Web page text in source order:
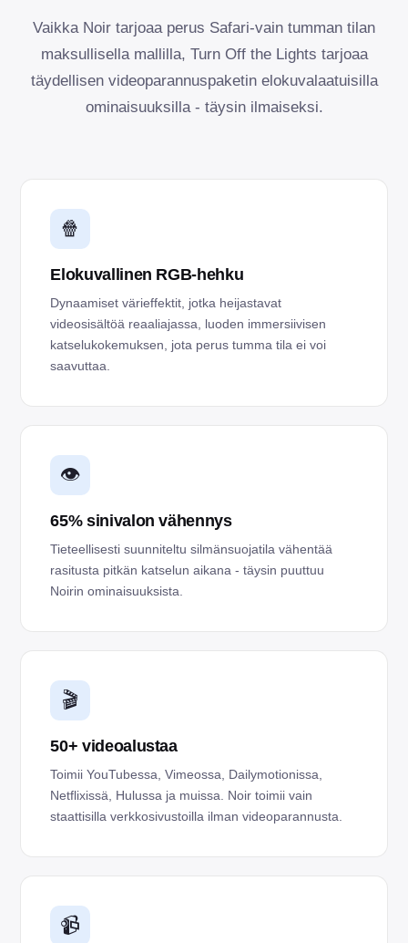
Vaikka Noir tarjoaa perus Safari-vain tumman tilan
maksullisella mallilla, Turn Off the Lights tarjoaa
täydellisen videoparannuspaketin elokuvalaatuisilla
ominaisuuksilla - täysin ilmaiseksi.
🍿
Elokuvallinen RGB-hehku
Dynaamiset värieffektit, jotka heijastavat
videosisältöä reaaliajassa, luoden immersiivisen
katselukokemuksen, jota perus tumma tila ei voi
saavuttaa.
👁️
65% sinivalon vähennys
Tieteellisesti suunniteltu silmänsuojatila vähentää
rasitusta pitkän katselun aikana - täysin puuttuu
Noirin ominaisuuksista.
🎬
50+ videoalustaa
Toimii YouTubessa, Vimeossa, Dailymotionissa,
Netflixissä, Hulussa ja muissa. Noir toimii vain
staattisilla verkkosivustoilla ilman videoparannusta.
📹